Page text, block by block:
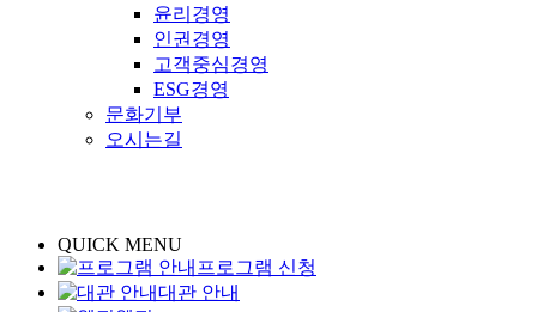
윤리경영
인권경영
고객중심경영
ESG경영
문화기부
오시는길
QUICK MENU
프로그램 신청
대관 안내